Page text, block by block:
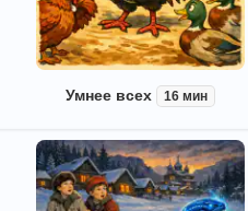
Умнее всех 16 мин